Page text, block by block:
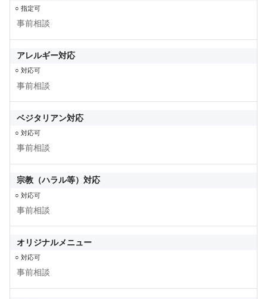
○ 指定可
事前相談
アレルギー対応
○ 対応可
事前相談
ベジタリアン対応
○ 対応可
事前相談
宗教（ハラル等）対応
○ 対応可
事前相談
オリジナルメニュー
○ 対応可
事前相談